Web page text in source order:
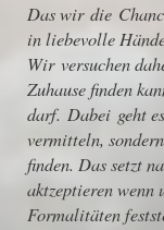
Das wir die
in liebevolle
Wir versuchen
Zuhause finden
darf. Dabei geht
vermitteln,
finden. Das setzt
aktzeptieren
Formalitäten